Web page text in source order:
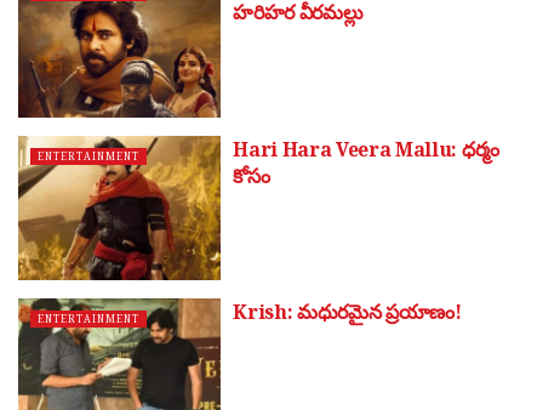
హరిహర వీరమల్లు
ENTERTAINMENT
Hari Hara Veera Mallu: ధర్మం
కోసం
ENTERTAINMENT Krish: మధురమైన ప్రయాణం!